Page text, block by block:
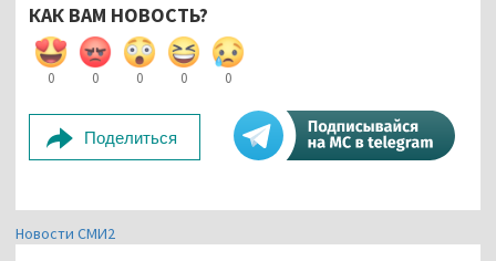
КАК ВАМ НОВОСТЬ?
0 0 0 0 0
Поделиться
Новости СМИ2